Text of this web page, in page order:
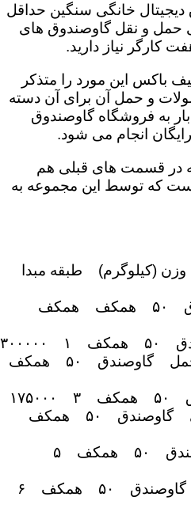
خانگی سنگین حداقل
حمل و نقل گاوصندوق های
کارگر نیاز دارید.
باکس این مورد را متذکر
و حمل آن برای آن دسته
به فروشگاه گاوصندوق
انجام می شود.
در قسمت های قبلی هم
که توسط این مجموعه به
(کیلوگرم) طبقه مبدا
تعرفه حمل گاوصندق ۵۰ همکف همکف
دستمزد کارگر جهت حمل گاوصندق ۵۰ همکف
تعرفه مصوب جابجایی گاوصندق ۵۰ همکف